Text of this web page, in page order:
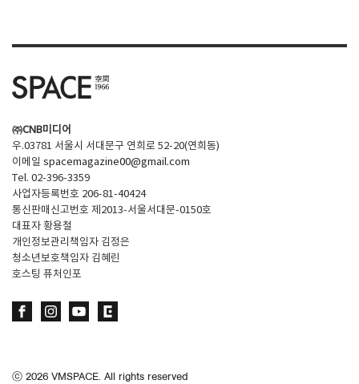
㈜CNB미디어
우.03781 서울시 서대문구 연희로 52-20(연희동)
이메일 spacemagazine00@gmail.com
Tel. 02-396-3359
사업자등록번호 206-81-40424
통신판매신고번호 제2013-서울서대문-0150호
대표자 황용철
개인정보관리책임자 김정은
청소년보호책임자 김혜린
호스팅 퓨처인포
ⓒ 2026 VMSPACE. All rights reserved